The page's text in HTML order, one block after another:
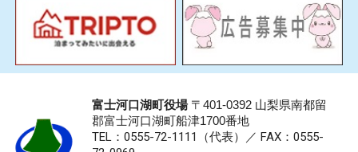
富士河口湖町役場〒401-0392 山梨県南都留
郡富士河口湖町船津1700番地
TEL：0555-72-1111 （代表）／ FAX：0555-